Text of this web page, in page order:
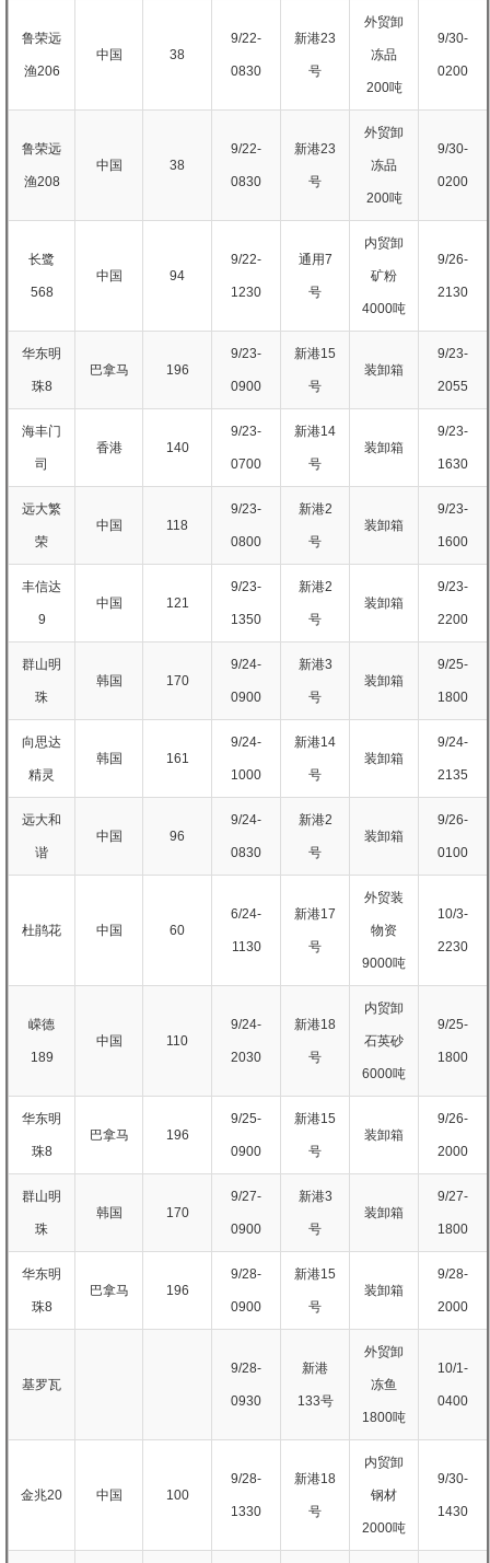
鲁荣远
渔206
中国 38
9/22-
0830
新港23
号
外贸卸
冻品
200吨
9/30-
0200
鲁荣远
渔208
中国 38
9/22-
0830
新港23
号
外贸卸
冻品
200吨
9/30-
0200
长鹭
568
中国 94
9/22-
1230
通用7
号
内贸卸
矿粉
4000吨
9/26-
2130
华东明
珠8
巴拿马 196
9/23-
0900
新港15
号
装卸箱
9/23-
2055
海丰门
司
香港 140
9/23-
0700
新港14
号
装卸箱
9/23-
1630
远大繁
荣
中国 118
9/23-
0800
新港2
号
装卸箱
9/23-
1600
丰信达
9
中国 121
9/23-
1350
新港2
号
装卸箱
9/23-
2200
群山明
珠
韩国 170
9/24-
0900
新港3
号
装卸箱
9/25-
1800
向思达
精灵
韩国 161
9/24-
1000
新港14
号
装卸箱
9/24-
2135
远大和
谐
中国 96
9/24-
0830
新港2
号
装卸箱
9/26-
0100
杜鹃花 中国 60
6/24-
1130
新港17
号
外贸装
物资
9000吨
10/3-
2230
嵘德
189
中国 110
9/24-
2030
新港18
号
内贸卸
石英砂
6000吨
9/25-
1800
华东明
珠8
巴拿马 196
9/25-
0900
新港15
号
装卸箱
9/26-
2000
群山明
珠
韩国 170
9/27-
0900
新港3
号
装卸箱
9/27-
1800
华东明
珠8
巴拿马 196
9/28-
0900
新港15
号
装卸箱
9/28-
2000
基罗瓦
9/28-
0930
新港
133号
外贸卸
冻鱼
1800吨
10/1-
0400
金兆20 中国 100
9/28-
1330
新港18
号
内贸卸
钢材
2000吨
9/30-
1430